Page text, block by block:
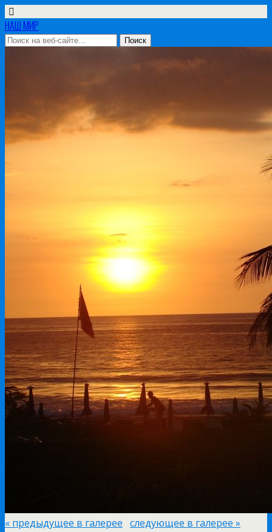
НАШ МИР
« предыдущее в галерее следующее в галерее »